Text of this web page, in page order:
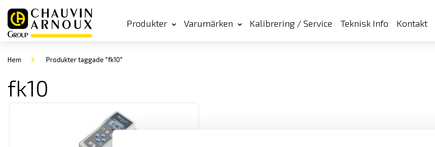
Produkter Varumärken Kalibrering / Service Teknisk Info Kontakt
Hem Produkter taggade "fk10"
fk10